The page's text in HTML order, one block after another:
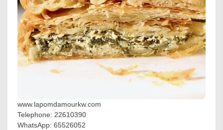
www.lapomdamourkw.com
Telephone: 22610390
WhatsApp: 65526052